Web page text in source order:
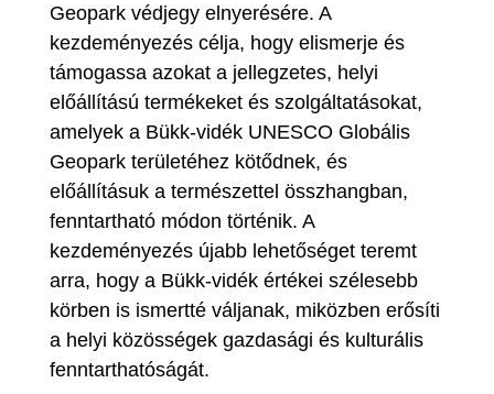
Geopark védjegy elnyerésére. A
kezdeményezés célja, hogy elismerje és
támogassa azokat a jellegzetes, helyi
előállítású termékeket és szolgáltatásokat,
amelyek a Bükk-vidék UNESCO Globális
Geopark területéhez kötődnek, és
előállításuk a természettel összhangban,
fenntartható módon történik. A
kezdeményezés újabb lehetőséget teremt
arra, hogy a Bükk-vidék értékei szélesebb
körben is ismertté váljanak, miközben erősíti
a helyi közösségek gazdasági és kulturális
fenntarthatóságát.